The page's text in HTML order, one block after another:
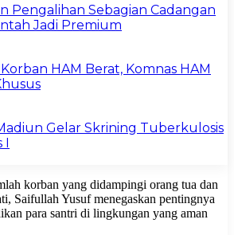
Pengalihan Sebagian Cadangan
Jadi Premium
HAM Berat, Komnas HAM
Gelar Skrining Tuberkulosis
I
korban yang didampingi orang tua dan
Saifullah Yusuf menegaskan pentingnya
para santri di lingkungan yang aman